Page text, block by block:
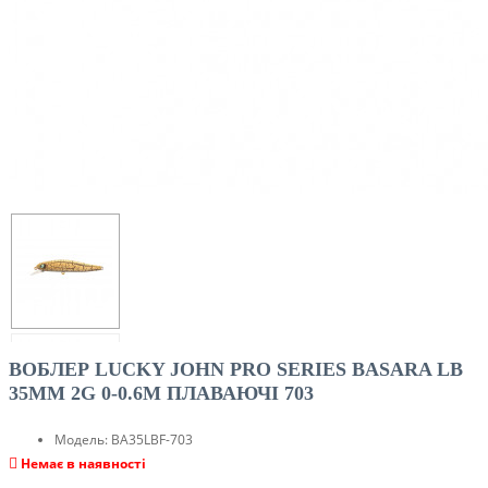
ВОБЛЕР LUCKY JOHN PRO SERIES BASARA LB
35MM 2G 0-0.6M ПЛАВАЮЧІ 703
Модель: BA35LBF-703
Немає в наявності